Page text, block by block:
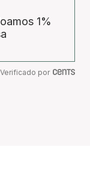
1%
Verificado por